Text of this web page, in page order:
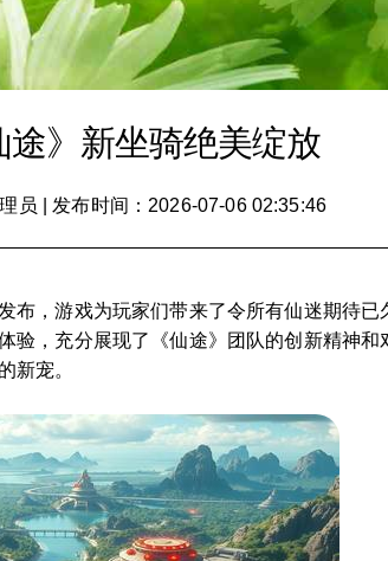
》新坐骑绝美绽放
员 发布时间：2026-07-06 02:35:46
，游戏为玩家们带来了令所有仙迷期待
，充分展现了《仙途》团队的创新精神
新宠。